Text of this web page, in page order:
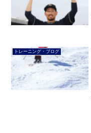
トレーニング・ブログ